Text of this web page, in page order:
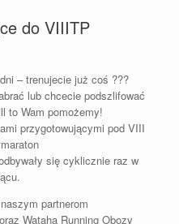
do VIIITP
– trenujecie już coś ???
lub chcecie podszlifować
to Wam pomożemy!
przygotowującymi pod VIII
się cyklicznie raz w
partnerom
Wataha Running Obozy